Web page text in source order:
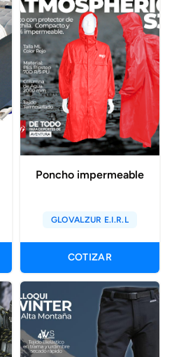
Poncho impermeable
GLOVALZUR E.I.R.L
COTIZAR